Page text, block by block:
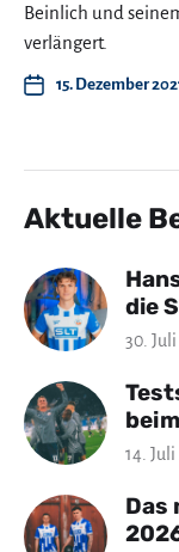
Beinlich und
verlängert.
15. Dezember
Aktuelle
die
30. Juli
14. Juli
Das